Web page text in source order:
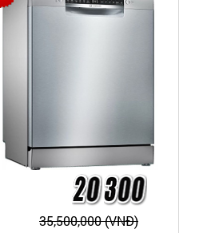
35,500,000 (VNĐ)